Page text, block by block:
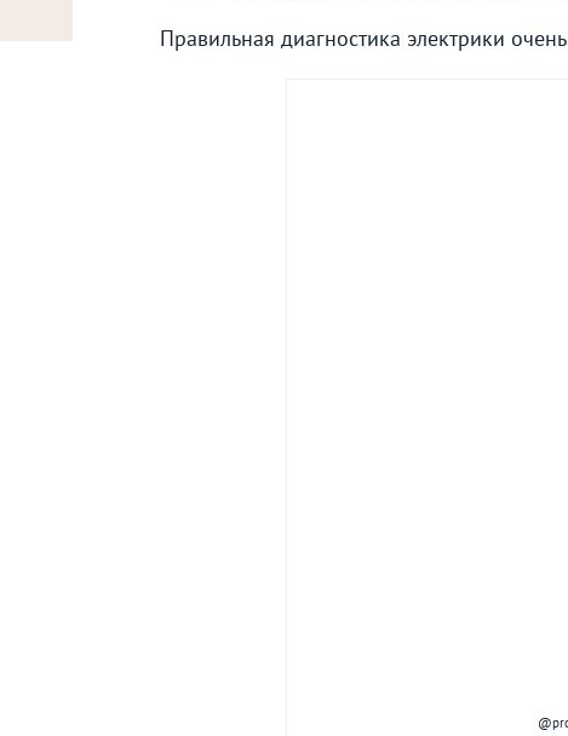
Правильная диагностика электрики